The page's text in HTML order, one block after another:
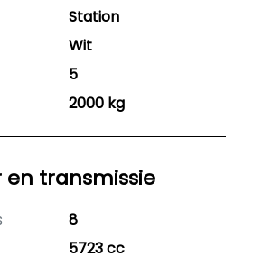
Station
Wit
5
2000 kg
en transmissie
8
5723 cc